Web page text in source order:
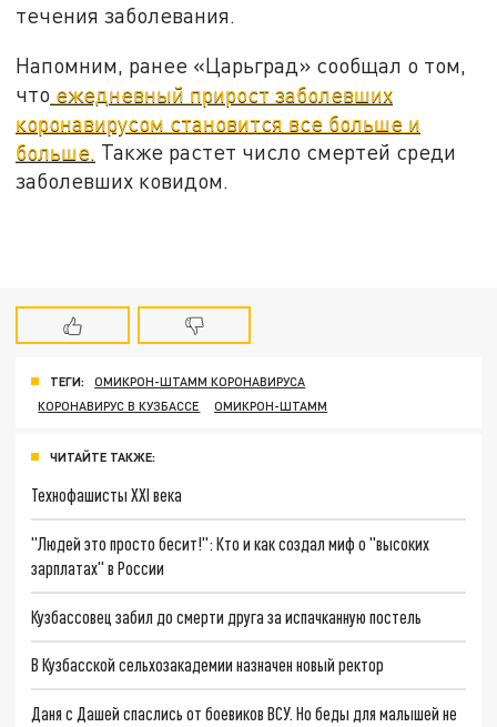
течения заболевания.
Напомним, ранее «Царьград» сообщал о том,
что ежедневный прирост заболевших
коронавирусом становится все больше и
больше. Также растет число смертей среди
заболевших ковидом.
ТЕГИ:
ОМИКРОН-ШТАММ КОРОНАВИРУСА
КОРОНАВИРУС В КУЗБАССЕ
ОМИКРОН-ШТАММ
ЧИТАЙТЕ ТАКЖЕ:
Технофашисты XXI века
"Людей это просто бесит!": Кто и как создал миф о "высоких
зарплатах" в России
Кузбассовец забил до смерти друга за испачканную постель
В Кузбасской сельхозакадемии назначен новый ректор
Даня с Дашей спаслись от боевиков ВСУ. Но беды для малышей не